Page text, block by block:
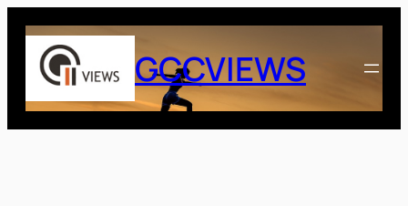
Saltar
contenido
GCCVIEWS